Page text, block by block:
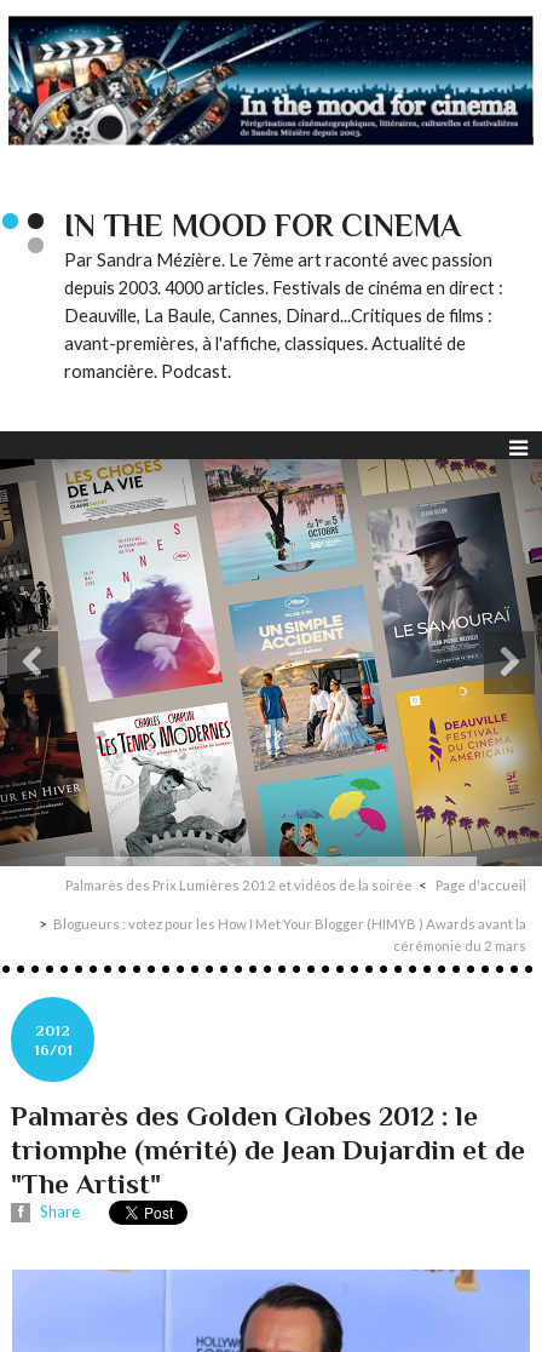
IN THE MOOD FOR CINEMA
Par Sandra Mézière. Le 7ème art raconté avec passion
depuis 2003. 4000 articles. Festivals de cinéma en direct :
Deauville, La Baule, Cannes, Dinard...Critiques de films :
avant-premières, à l'affiche, classiques. Actualité de
romancière. Podcast.
Palmarès des Prix Lumières 2012 et vidéos de la soirée Page d'accueil
Blogueurs : votez pour les How I Met Your Blogger (HIMYB ) Awards avant la
cérémonie du 2 mars
2012
16/01
Palmarès des Golden Globes 2012 : le
triomphe (mérité) de Jean Dujardin et de
"The Artist"
Share